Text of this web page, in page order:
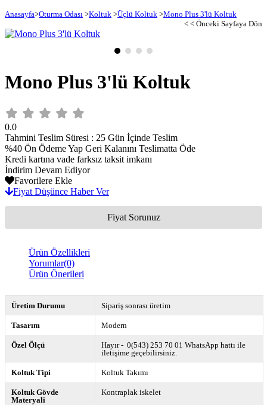
Anasayfa>Oturma Odası >Koltuk >Üçlü Koltuk >Mono Plus 3'lü Koltuk
< < Önceki Sayfaya Dön
Mono Plus 3'lü Koltuk
0.0
Tahmini Teslim Süresi : 25 Gün İçinde Teslim
%40 Ön Ödeme Yap Geri Kalanını Teslimatta Öde
Kredi kartına vade farksız taksit imkanı
İndirim Devam Ediyor
Favorilere Ekle
Fiyat Düşünce Haber Ver
Fiyat Sorunuz
Ürün Özellikleri
Yorumlar(0)
Ürün Önerileri
Üretim Durumu Sipariş sonrası üretim
Tasarım Modern
Özel Ölçü
Hayır - 0(543) 253 70 01 WhatsApp hattı ile
iletişime geçebilirsiniz.
Koltuk Tipi Koltuk Takımı
Koltuk Gövde
Materyali
Kontraplak iskelet